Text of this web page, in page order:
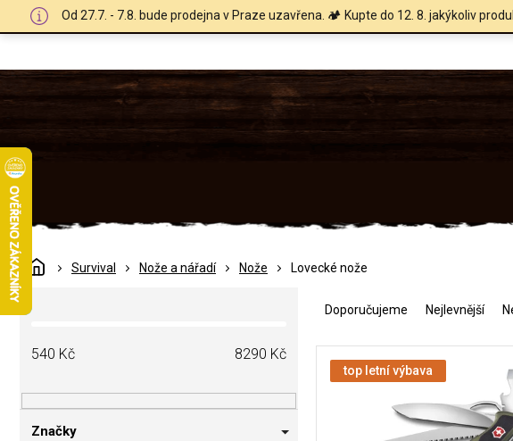
Od 27.7. - 7.8. bude prodejna v Praze uzavřena. 🏕️ Kupte do 12. 8. jakýkoliv
DomůSurvival Nože a nářadí Nože Lovecké nože
P
o
a
n
540 Kč 8290 Kč
Značky
e
Doporučujeme Nejlevnější
top letní výbava